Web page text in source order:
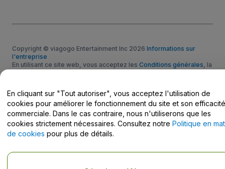
Copyright © viagogo Entertainment Inc 2026 Informations sur
l'entreprise
En utilisant ce site web, vous acceptez les Conditions générales , la
Ne pas partager mes informations personnelles / Mes choix en
matière de confidentialité
En cliquant sur "Tout autoriser", vous acceptez l'utilisation de
cookies pour améliorer le fonctionnement du site et son efficacité
commerciale. Dans le cas contraire, nous n'utiliserons que les
cookies strictement nécessaires. Consultez notre Politique en
de cookies pour plus de détails.